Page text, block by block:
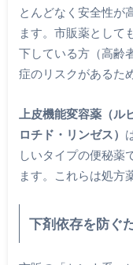
とんどなく安全性が
ます。市販薬として
下している方（高齢
症のリスクがあるた
上皮機能変容薬（
ロチド・リンゼス）
しいタイプの便秘薬
ます。これらは処方
下剤依存を防ぐ